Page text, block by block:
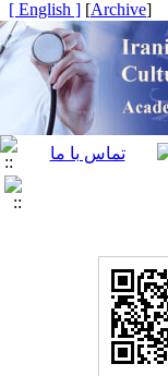
[
Archive
]
[ English ]